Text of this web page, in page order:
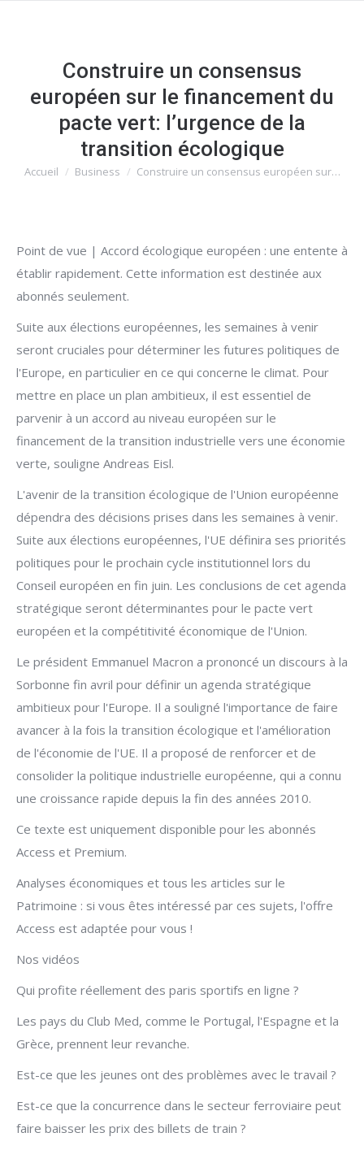
Construire un consensus
européen sur le financement du
pacte vert: l’urgence de la
transition écologique
Vous êtes ici :
Accueil Business Construire un consensus européen sur…
Point de vue | Accord écologique européen : une entente à
établir rapidement. Cette information est destinée aux
abonnés seulement.
Suite aux élections européennes, les semaines à venir
seront cruciales pour déterminer les futures politiques de
l'Europe, en particulier en ce qui concerne le climat. Pour
mettre en place un plan ambitieux, il est essentiel de
parvenir à un accord au niveau européen sur le
financement de la transition industrielle vers une économie
verte, souligne Andreas Eisl.
L'avenir de la transition écologique de l'Union européenne
dépendra des décisions prises dans les semaines à venir.
Suite aux élections européennes, l'UE définira ses priorités
politiques pour le prochain cycle institutionnel lors du
Conseil européen en fin juin. Les conclusions de cet agenda
stratégique seront déterminantes pour le pacte vert
européen et la compétitivité économique de l'Union.
Le président Emmanuel Macron a prononcé un discours à la
Sorbonne fin avril pour définir un agenda stratégique
ambitieux pour l'Europe. Il a souligné l'importance de faire
avancer à la fois la transition écologique et l'amélioration
de l'économie de l'UE. Il a proposé de renforcer et de
consolider la politique industrielle européenne, qui a connu
une croissance rapide depuis la fin des années 2010.
Ce texte est uniquement disponible pour les abonnés
Access et Premium.
Analyses économiques et tous les articles sur le
Patrimoine : si vous êtes intéressé par ces sujets, l'offre
Access est adaptée pour vous !
Nos vidéos
Qui profite réellement des paris sportifs en ligne ?
Les pays du Club Med, comme le Portugal, l'Espagne et la
Grèce, prennent leur revanche.
Est-ce que les jeunes ont des problèmes avec le travail ?
Est-ce que la concurrence dans le secteur ferroviaire peut
faire baisser les prix des billets de train ?